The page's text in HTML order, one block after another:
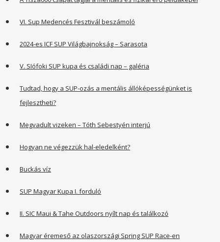
VI. Sup Medencés Fesztivál beszámoló
2024-es ICF SUP Világbajnokság – Sarasota
V. SIófoki SUP kupa és családi nap – galéria
Tudtad, hogy a SUP-ozás a mentális állóképességünket is
fejlesztheti?
Megvadult vizeken – Tóth Sebestyén interjú
Hogyan ne végezzük hal-eledelként?
Buckás víz
SUP Magyar Kupa I. forduló
II. SIC Maui & Tahe Outdoors nyílt nap és találkozó
Magyar éremeső az olaszországi Spring SUP Race-en